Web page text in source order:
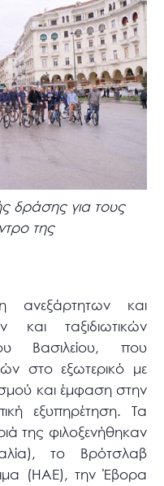
δράσης για τους
της
ανεξάρτητων και
και ταξιδιωτικών
Βασιλείου, που
στο εξωτερικό με
και έμφαση στην
εξυπηρέτηση. Τα
της φιλοξενήθηκαν
το Βρότσλαβ
(ΗΑΕ), την Έβορα